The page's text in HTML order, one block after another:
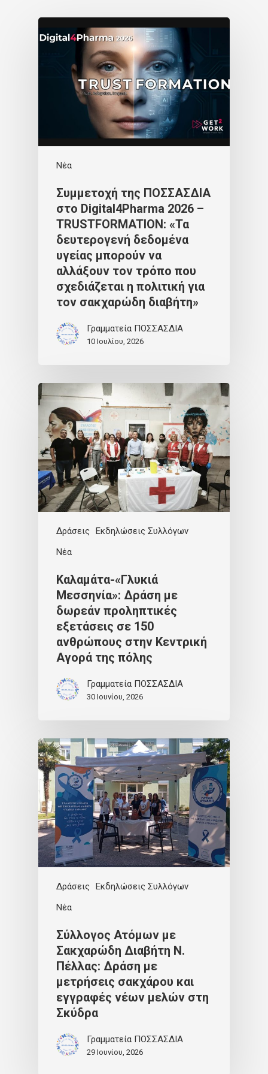
Νέα
Συμμετοχή της ΠΟΣΣΑΣΔΙΑ
στο Digital4Pharma 2026 –
TRUSTFORMATION: «Τα
δευτερογενή δεδομένα
υγείας μπορούν να
αλλάξουν τον τρόπο που
σχεδιάζεται η πολιτική για
τον σακχαρώδη διαβήτη»
Γραμματεία ΠΟΣΣΑΣΔΙΑ
10 Ιουλίου, 2026
Δράσεις
Εκδηλώσεις Συλλόγων
Νέα
Καλαμάτα-«Γλυκιά
Μεσσηνία»: Δράση με
δωρεάν προληπτικές
εξετάσεις σε 150
ανθρώπους στην Κεντρική
Αγορά της πόλης
Γραμματεία ΠΟΣΣΑΣΔΙΑ
30 Ιουνίου, 2026
Δράσεις
Εκδηλώσεις Συλλόγων
Νέα
Σύλλογος Ατόμων με
Σακχαρώδη Διαβήτη Ν.
Πέλλας: Δράση με
μετρήσεις σακχάρου και
εγγραφές νέων μελών στη
Σκύδρα
Γραμματεία ΠΟΣΣΑΣΔΙΑ
29 Ιουνίου, 2026